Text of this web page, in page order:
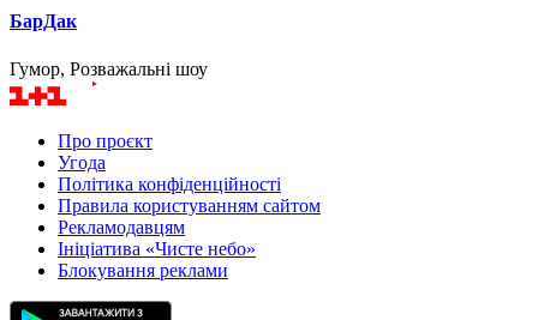
БарДак
Гумор, Розважальні шоу
Про проєкт
Угода
Політика конфіденційності
Правила користуванням сайтом
Рекламодавцям
Ініціатива «Чисте небо»
Блокування реклами